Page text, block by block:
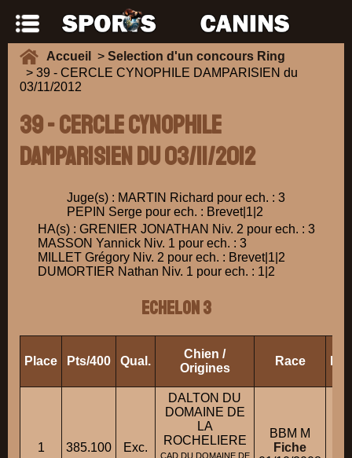
Accueil > Selection d'un concours Ring
> 39 - CERCLE CYNOPHILE DAMPARISIEN du
03/11/2012
39 - CERCLE CYNOPHILE
DAMPARISIEN du 03/11/2012
Juge(s) : MARTIN Richard pour ech. : 3
PEPIN Serge pour ech. : Brevet|1|2
HA(s) : GRENIER JONATHAN Niv. 2 pour ech. : 3
MASSON Yannick Niv. 1 pour ech. : 3
MILLET Grégory Niv. 2 pour ech. : Brevet|1|2
DUMORTIER Nathan Niv. 1 pour ech. : 1|2
ECHELON 3
Place Pts/400 Qual.
Chien /
Origines
Race
1 385.100 Exc.
DALTON DU
DOMAINE DE
LA
ROCHELIERE
CAD DU DOMAINE DE
BBM M
Fiche